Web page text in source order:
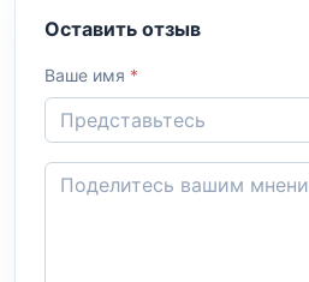
Оставить отзыв
Ваше имя *